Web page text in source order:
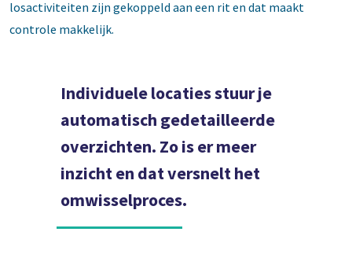
losactiviteiten zijn gekoppeld aan een rit en dat maakt
controle makkelijk.
Individuele locaties stuur je
automatisch gedetailleerde
overzichten. Zo is er meer
inzicht en dat versnelt het
omwisselproces.